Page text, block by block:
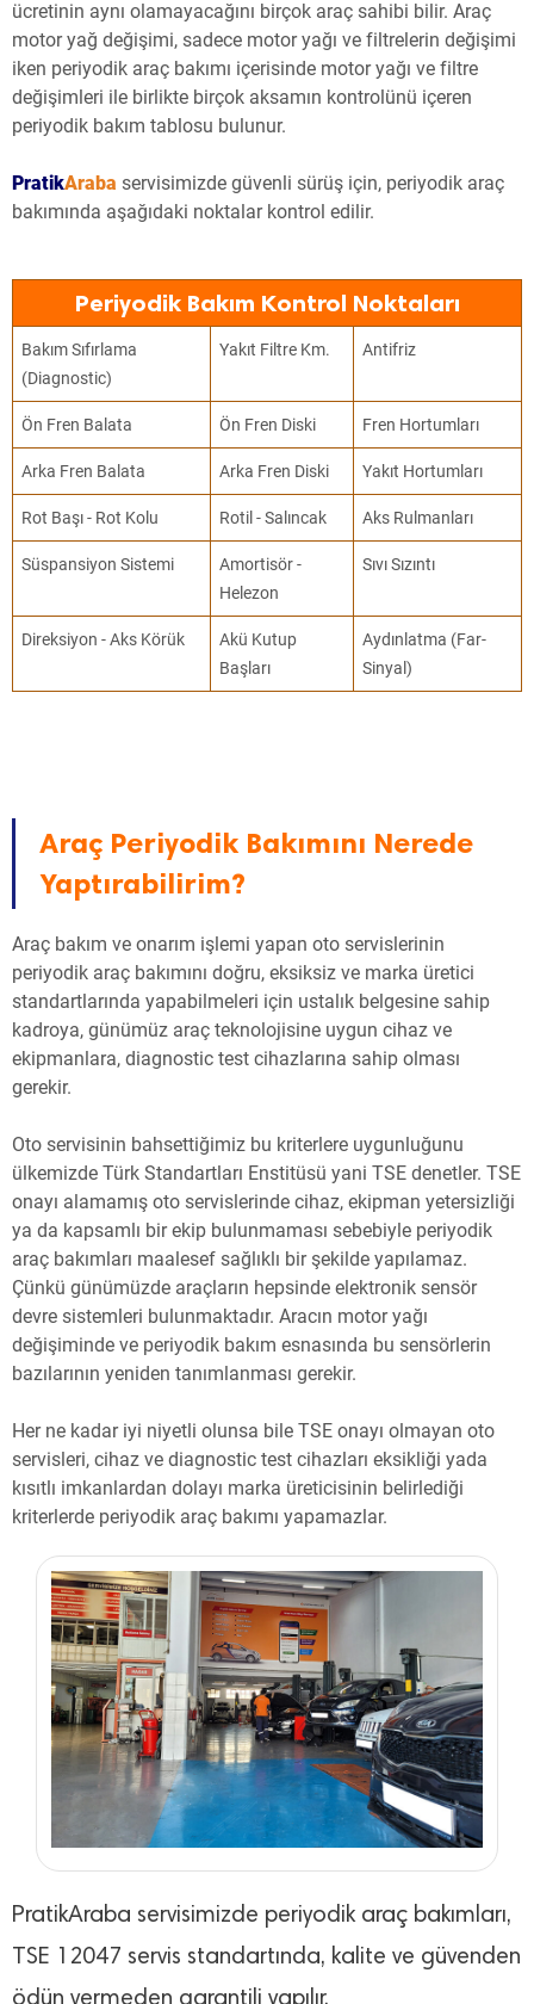
ücretinin aynı olamayacağını birçok araç sahibi bilir. Araç
motor yağ değişimi, sadece motor yağı ve filtrelerin değişimi
iken periyodik araç bakımı içerisinde motor yağı ve filtre
değişimleri ile birlikte birçok aksamın kontrolünü içeren
periyodik bakım tablosu bulunur.
PratikAraba servisimizde güvenli sürüş için, periyodik araç
bakımında aşağıdaki noktalar kontrol edilir.
Periyodik Bakım Kontrol Noktaları
Bakım Sıfırlama
(Diagnostic)
Yakıt Filtre Km. Antifriz
Ön Fren Balata Ön Fren Diski Fren Hortumları
Arka Fren Balata Arka Fren Diski Yakıt Hortumları
Rot Başı - Rot Kolu Rotil - Salıncak Aks Rulmanları
Süspansiyon Sistemi
Amortisör -
Helezon
Sıvı Sızıntı
Direksiyon - Aks Körük
Akü Kutup
Başları
Aydınlatma (Far-
Sinyal)
Araç Periyodik Bakımını Nerede
Yaptırabilirim?
Araç bakım ve onarım işlemi yapan oto servislerinin
periyodik araç bakımını doğru, eksiksiz ve marka üretici
standartlarında yapabilmeleri için ustalık belgesine sahip
kadroya, günümüz araç teknolojisine uygun cihaz ve
ekipmanlara, diagnostic test cihazlarına sahip olması
gerekir.
Oto servisinin bahsettiğimiz bu kriterlere uygunluğunu
ülkemizde Türk Standartları Enstitüsü yani TSE denetler. TSE
onayı alamamış oto servislerinde cihaz, ekipman yetersizliği
ya da kapsamlı bir ekip bulunmaması sebebiyle periyodik
araç bakımları maalesef sağlıklı bir şekilde yapılamaz.
Çünkü günümüzde araçların hepsinde elektronik sensör
devre sistemleri bulunmaktadır. Aracın motor yağı
değişiminde ve periyodik bakım esnasında bu sensörlerin
bazılarının yeniden tanımlanması gerekir.
Her ne kadar iyi niyetli olunsa bile TSE onayı olmayan oto
servisleri, cihaz ve diagnostic test cihazları eksikliği yada
kısıtlı imkanlardan dolayı marka üreticisinin belirlediği
kriterlerde periyodik araç bakımı yapamazlar.
PratikAraba servisimizde periyodik araç bakımları,
TSE 12047 servis standartında, kalite ve güvenden
ödün vermeden garantili yapılır.